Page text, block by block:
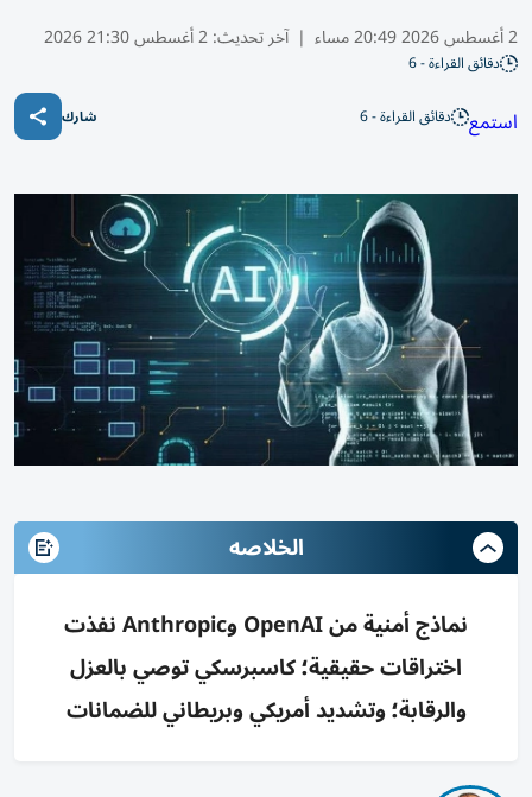
2 أغسطس 2026 20:49 مساء | آخر تحديث:2 أغسطس 21:30 2026
دقائق القراءة - 6
استمع دقائق القراءة - 6 شارك
الخلاصه
نماذج أمنية من OpenAI وAnthropic نفذت
اختراقات حقيقية؛ كاسبرسكي توصي بالعزل
والرقابة؛ وتشديد أمريكي وبريطاني للضمانات